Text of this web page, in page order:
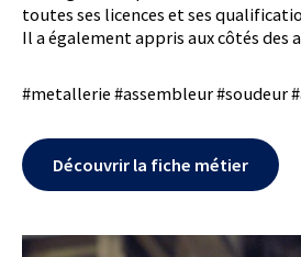
toutes ses licences et ses
Il a également appris aux côtés des
#metallerie #assembleur #soudeur
Découvrir la fiche métier